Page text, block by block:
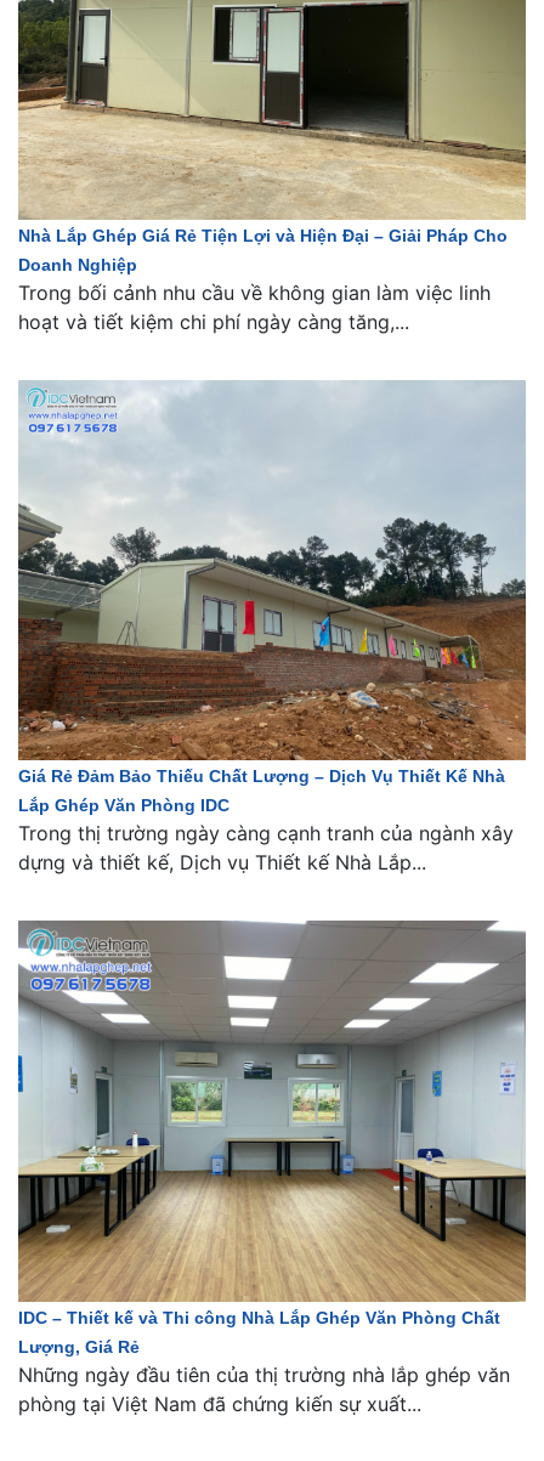
Nhà Lắp Ghép Giá Rẻ Tiện Lợi và Hiện Đại – Giải Pháp Cho
Doanh Nghiệp
Trong bối cảnh nhu cầu về không gian làm việc linh
hoạt và tiết kiệm chi phí ngày càng tăng,...
Giá Rẻ Đảm Bảo Thiếu Chất Lượng – Dịch Vụ Thiết Kế Nhà
Lắp Ghép Văn Phòng IDC
Trong thị trường ngày càng cạnh tranh của ngành xây
dựng và thiết kế, Dịch vụ Thiết kế Nhà Lắp...
IDC – Thiết kế và Thi công Nhà Lắp Ghép Văn Phòng Chất
Lượng, Giá Rẻ
Những ngày đầu tiên của thị trường nhà lắp ghép văn
phòng tại Việt Nam đã chứng kiến sự xuất...